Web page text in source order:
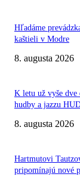
Hľadáme
kaštieli v Modre
8. augusta 2026
K letu už vyše
hudby a jazzu
8. augusta 2026
Hartmutovi
pripomínajú nové